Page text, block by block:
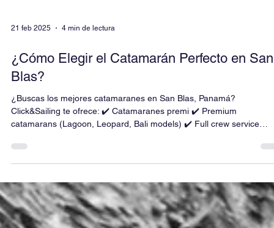
21 feb 2025 4 min de lectura
¿Cómo Elegir el Catamarán Perfecto en San
Blas?
¿Buscas los mejores catamaranes en San Blas, Panamá?
Click&Sailing te ofrece: ✔️ Catamaranes premi ✔️ Premium
catamarans (Lagoon, Leopard, Bali models) ✔️ Full crew service
(captain + chef) ✔️ Custom itineraries (private islands, snorkel